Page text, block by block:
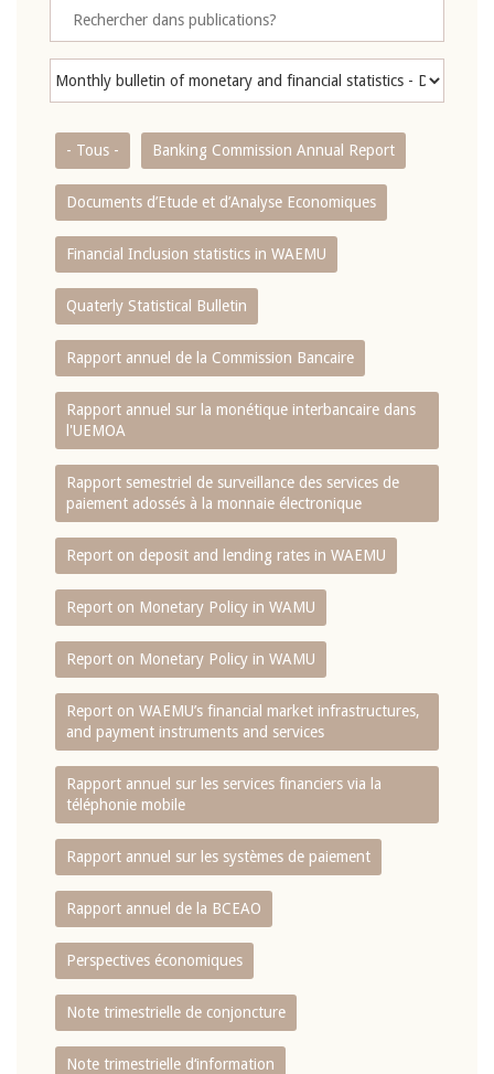
- Tous - Banking Commission Annual Report
Documents d’Etude et d’Analyse Economiques
Financial Inclusion statistics in WAEMU
Quaterly Statistical Bulletin
Rapport annuel de la Commission Bancaire
Rapport annuel sur la monétique interbancaire dans
l'UEMOA
Rapport semestriel de surveillance des services de
paiement adossés à la monnaie électronique
Report on deposit and lending rates in WAEMU
Report on Monetary Policy in WAMU
Report on Monetary Policy in WAMU
Report on WAEMU’s financial market infrastructures,
and payment instruments and services
Rapport annuel sur les services financiers via la
téléphonie mobile
Rapport annuel sur les systèmes de paiement
Rapport annuel de la BCEAO
Perspectives économiques
Note trimestrielle de conjoncture
Note trimestrielle d‘information